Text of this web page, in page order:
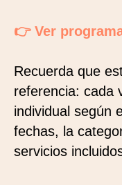
👉 Ver
Recuerda que
referencia: cada
individual según
fechas, la
servicios